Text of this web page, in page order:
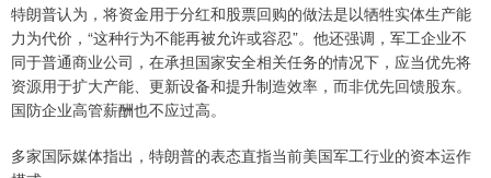
特朗普认为，将资金用于分红和股票回购的做法是以牺牲实体生产能
力为代价，“这种行为不能再被允许或容忍”。他还强调，军工企业不
同于普通商业公司，在承担国家安全相关任务的情况下，应当优先将
资源用于扩大产能、更新设备和提升制造效率，而非优先回馈股东。
国防企业高管薪酬也不应过高。
多家国际媒体指出，特朗普的表态直指当前美国军工行业的资本运作